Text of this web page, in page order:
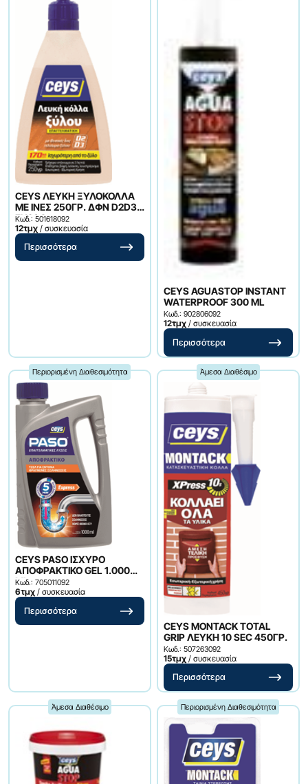
CEYS ΛΕΥΚΗ ΞΥΛΟΚΟΛΛΑ
ΜΕ ΙΝΕΣ 250ΓΡ. ΔΦΝ D2D3
EN204
Κωδ.: 501618092
12τμχ / συσκευασία
Περισσότερα
CEYS AGUASTOP INSTANT
WATERPROOF 300 ML
Κωδ.: 902806092
12τμχ / συσκευασία
Περισσότερα
Περιορισμένη Διαθεσιμότητα
CEYS PASO ΙΣΧΥΡΟ
ΑΠΟΦΡΑΚΤΙΚΟ GEL 1.000
ML
Κωδ.: 705011092
6τμχ / συσκευασία
Περισσότερα
Άμεσα Διαθέσιμο
CEYS MONTACK TOTAL
GRIP ΛΕΥΚΗ 10 SEC 450ΓΡ.
Κωδ.: 507263092
15τμχ / συσκευασία
Περισσότερα
Άμεσα Διαθέσιμο Περιορισμένη Διαθεσιμότητα